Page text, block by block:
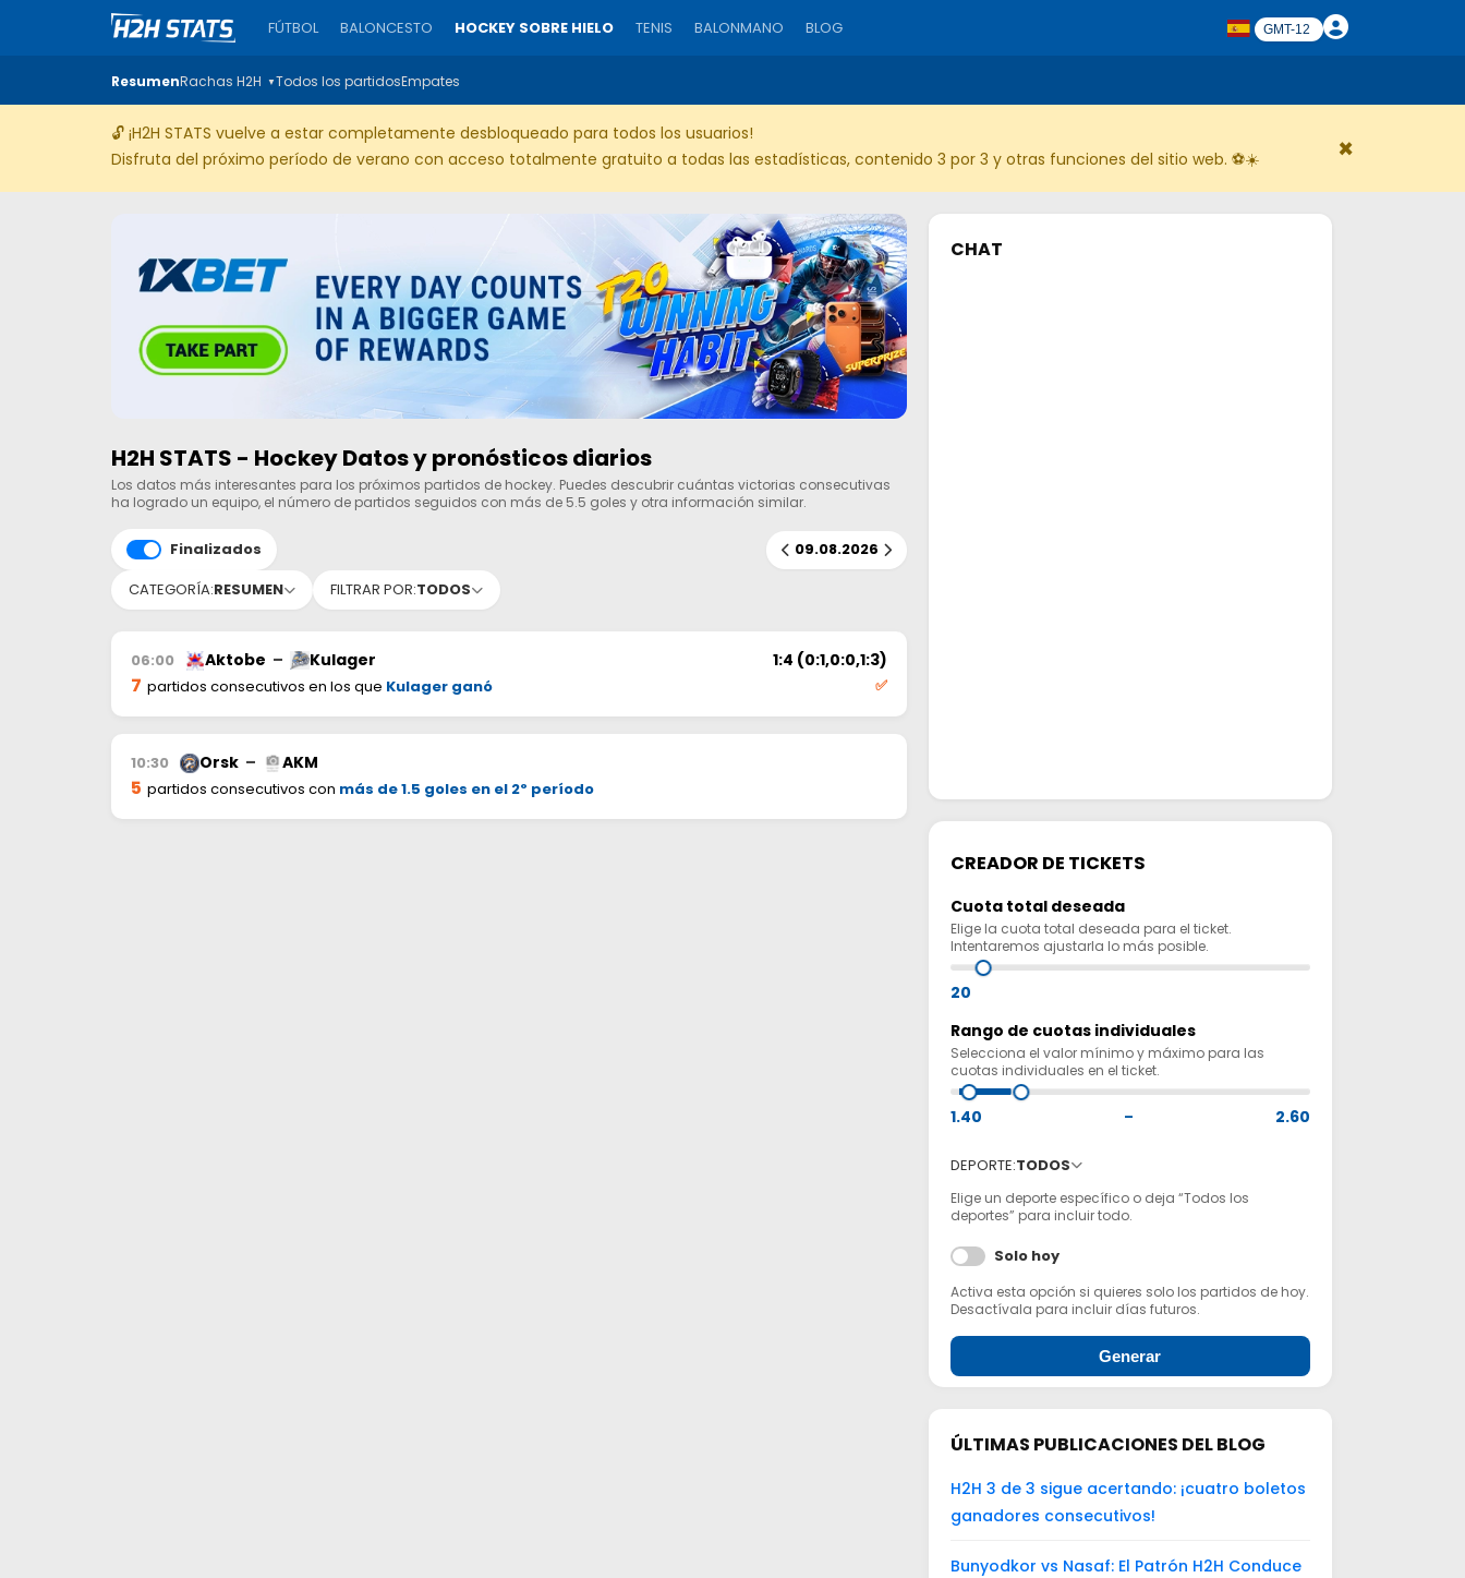
FÚTBOL BALONCESTO HOCKEY SOBRE HIELO TENIS BALONMANO BLOG
ResumenRachas H2H ▼Todos los partidosEmpates
🔓 ¡H2H STATS vuelve a estar completamente desbloqueado para todos los usuarios!
Disfruta del próximo período de verano con acceso totalmente gratuito a todas las estadísticas, contenido 3 por 3 y otras funciones del sitio web. ⚽☀️
×
H2H STATS - Hockey Datos y pronósticos diarios
Los datos más interesantes para los próximos partidos de hockey. Puedes descubrir cuántas victorias consecutivas
ha logrado un equipo, el número de partidos seguidos con más de 5.5 goles y otra información similar.
Finalizados
09.08.2026
CATEGORÍA:RESUMEN FILTRAR POR:TODOS
06:00 Aktobe – Kulager 1:4 (0:1,0:0,1:3)
7 partidos consecutivos en los que Kulager ganó ✅
10:30 Orsk – AKM
5 partidos consecutivos con más de 1.5 goles en el 2º período
CHAT
CREADOR DE TICKETS
Cuota total deseada
Elige la cuota total deseada para el ticket.
Intentaremos ajustarla lo más posible.
20
Rango de cuotas individuales
Selecciona el valor mínimo y máximo para las
cuotas individuales en el ticket.
1.40 – 2.60
DEPORTE:TODOS
Elige un deporte específico o deja “Todos los
deportes” para incluir todo.
Solo hoy
Activa esta opción si quieres solo los partidos de hoy.
Desactívala para incluir días futuros.
Generar
ÚLTIMAS PUBLICACIONES DEL BLOG
H2H 3 de 3 sigue acertando: ¡cuatro boletos
ganadores consecutivos!
Bunyodkor vs Nasaf: El Patrón H2H Conduce